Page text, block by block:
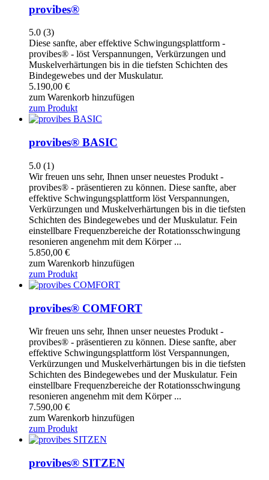
provibes®
5.0 (3)
Diese sanfte, aber effektive Schwingungsplattform -
provibes® - löst Verspannungen, Verkürzungen und
Muskelverhärtungen bis in die tiefsten Schichten des
Bindegewebes und der Muskulatur.
5.190,00 €
zum Warenkorb hinzufügen
zum Produkt
provibes® BASIC
5.0 (1)
Wir freuen uns sehr, Ihnen unser neuestes Produkt -
provibes® - präsentieren zu können. Diese sanfte, aber
effektive Schwingungsplattform löst Verspannungen,
Verkürzungen und Muskelverhärtungen bis in die tiefsten
Schichten des Bindegewebes und der Muskulatur. Fein
einstellbare Frequenzbereiche der Rotationsschwingung
resonieren angenehm mit dem Körper ...
5.850,00 €
zum Warenkorb hinzufügen
zum Produkt
provibes® COMFORT
Wir freuen uns sehr, Ihnen unser neuestes Produkt -
provibes® - präsentieren zu können. Diese sanfte, aber
effektive Schwingungsplattform löst Verspannungen,
Verkürzungen und Muskelverhärtungen bis in die tiefsten
Schichten des Bindegewebes und der Muskulatur. Fein
einstellbare Frequenzbereiche der Rotationsschwingung
resonieren angenehm mit dem Körper ...
7.590,00 €
zum Warenkorb hinzufügen
zum Produkt
provibes® SITZEN